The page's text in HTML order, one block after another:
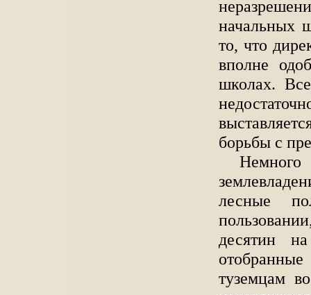
начальных
то, что
вполне
школах.
борьбы с
лесные
десятин
туземцам